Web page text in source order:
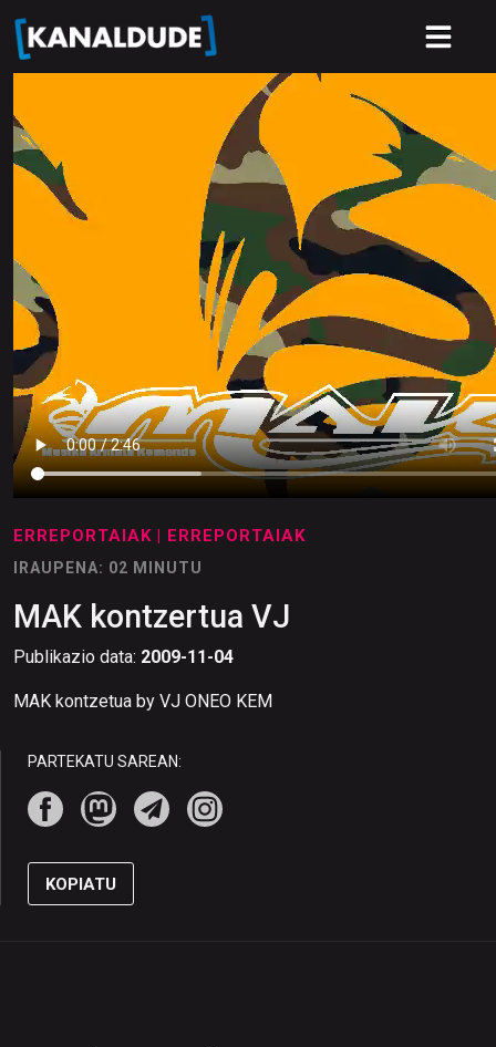
ERREPORTAIAK | ERREPORTAIAK
IRAUPENA: 02 MINUTU
MAK kontzertua VJ
Publikazio data: 2009-11-04
MAK kontzetua by VJ ONEO KEM
PARTEKATU SAREAN:
KOPIATU